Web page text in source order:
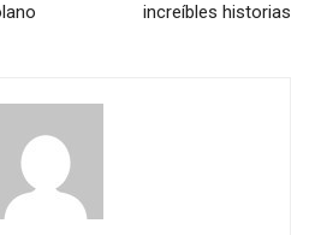
increíbles historias